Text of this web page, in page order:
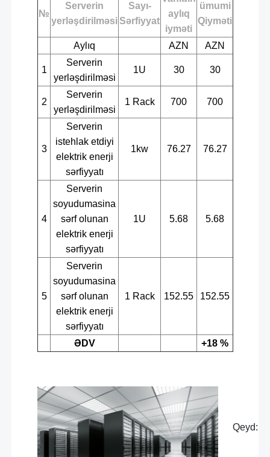
№
Serverin
yerləşdirilməsi
Sayı-
Sərfiyyat
aylıq
iyməti
ümumi
Qiyməti
Aylıq AZN AZN
1
Serverin
yerləşdirilməsi
1U 30 30
2
Serverin
yerləşdirilməsi
1 Rack 700 700
3
Serverin
istehlak etdiyi
elektrik enerji
sərfiyyatı
1kw 76.27 76.27
4
Serverin
soyudumasina
sərf olunan
elektrik enerji
sərfiyyatı
1U 5.68 5.68
5
Serverin
soyudumasina
sərf olunan
elektrik enerji
sərfiyyatı
1 Rack 152.55 152.55
ƏDV +18 %
Qeyd: